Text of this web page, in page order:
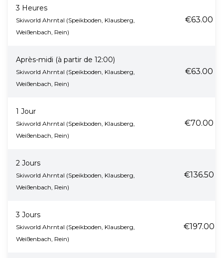
3 Heures
Skiworld Ahrntal (Speikboden, Klausberg,
Weißenbach, Rein)
€63.00
Après-midi (à partir de 12:00)
Skiworld Ahrntal (Speikboden, Klausberg,
Weißenbach, Rein)
€63.00
1 Jour
Skiworld Ahrntal (Speikboden, Klausberg,
Weißenbach, Rein)
€70.00
2 Jours
Skiworld Ahrntal (Speikboden, Klausberg,
Weißenbach, Rein)
€136.50
3 Jours
Skiworld Ahrntal (Speikboden, Klausberg,
Weißenbach, Rein)
€197.00